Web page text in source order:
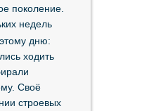
поколение.
недель
дню:
ходить
Своё
строевых